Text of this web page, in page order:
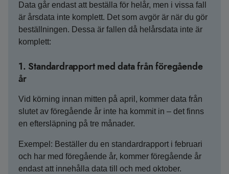
Data går endast att beställa för helår, men i vissa fall
är årsdata inte komplett. Det som avgör är när du gör
beställningen. Dessa är fallen då helårsdata inte är
komplett:
1. Standardrapport med data från föregående
år
Vid körning innan mitten på april, kommer data från
slutet av föregående år inte ha kommit in – det finns
en eftersläpning på tre månader.
Exempel: Beställer du en standardrapport i februari
och har med föregående år, kommer föregående år
endast att innehålla data till och med oktober.